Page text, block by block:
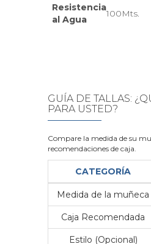
Resistencia
al Agua
100Mts.
GUÍA DE TALLAS:
PARA USTED?
Compare la medida de su
recomendaciones de caja.
CATEGORÍA
Medida de la muñeca
Caja Recomendada
Estilo (Opcional)